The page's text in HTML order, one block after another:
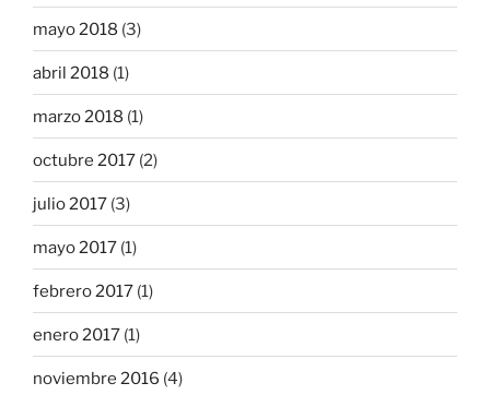
mayo 2018 (3)
abril 2018 (1)
marzo 2018 (1)
octubre 2017 (2)
julio 2017 (3)
mayo 2017 (1)
febrero 2017 (1)
enero 2017 (1)
noviembre 2016 (4)